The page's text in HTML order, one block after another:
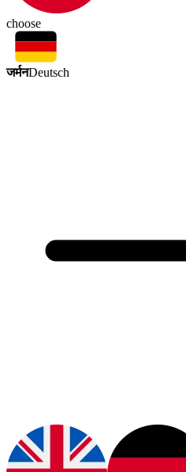
choose
जर्मनDeutsch